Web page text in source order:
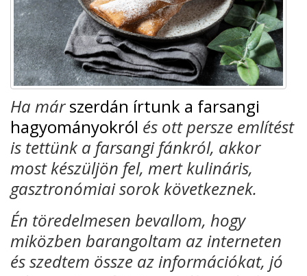
Ha márszerdán írtunk a farsangi
hagyományokról és ott persze említést
is tettünk a farsangi fánkról, akkor
most készüljön fel, mert kulináris,
gasztronómiai sorok következnek.
Én töredelmesen bevallom, hogy
miközben barangoltam az interneten
és szedtem össze az információkat, jó